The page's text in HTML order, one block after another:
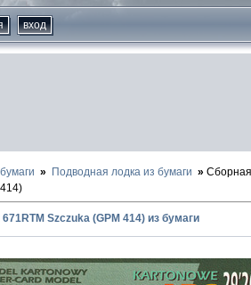
вход
Подводная лодка из бумаги
Szczuka (GPM 414) из бумаги